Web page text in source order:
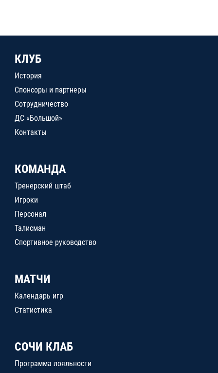
КЛУБ
История
Спонсоры и партнеры
Сотрудничество
ДС «Большой»
Контакты
КОМАНДА
Тренерский штаб
Игроки
Персонал
Талисман
Спортивное руководство
МАТЧИ
Календарь игр
Статистика
СОЧИ КЛАБ
Программа лояльности